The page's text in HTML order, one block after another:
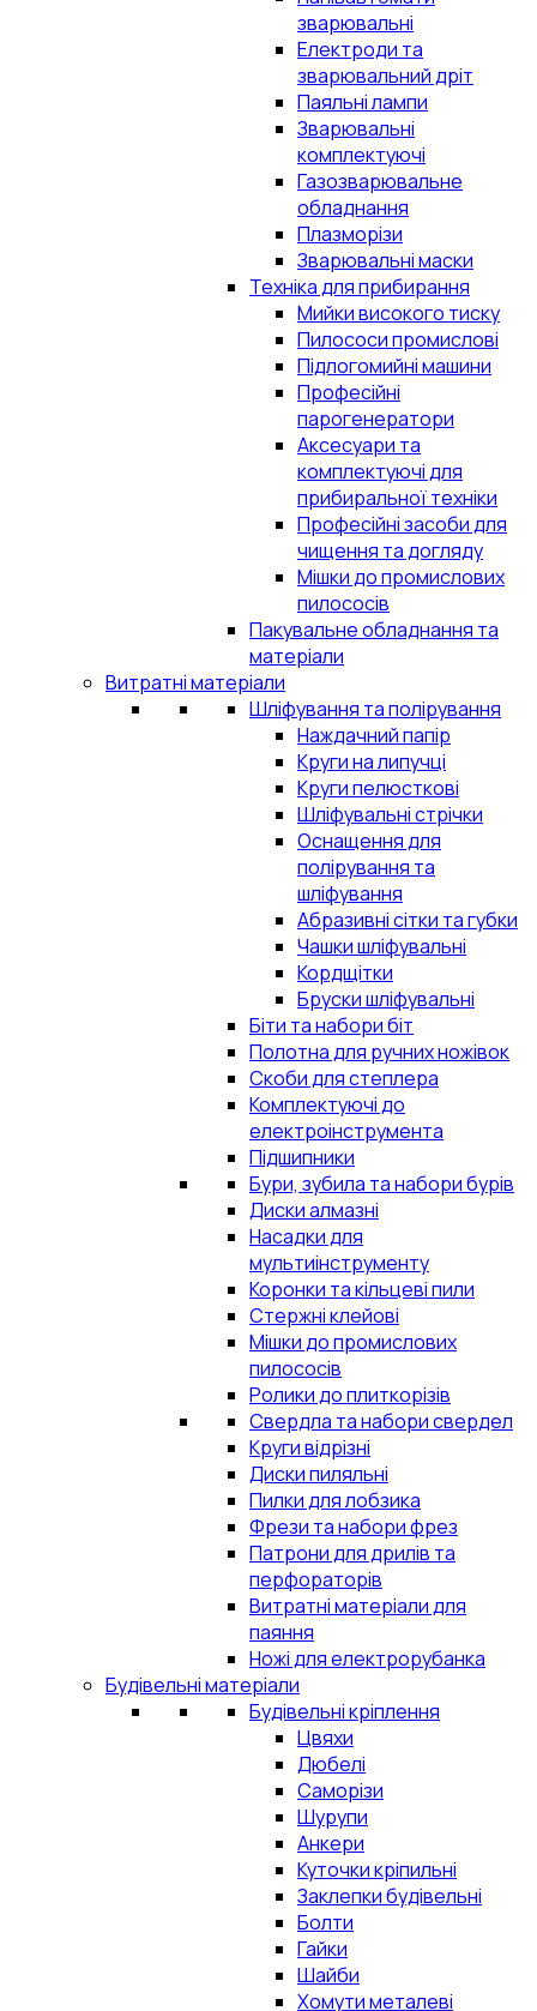
зварювальні
Електроди та
зварювальний дріт
Паяльні лампи
Зварювальні
комплектуючі
Газозварювальне
обладнання
Плазморізи
Зварювальні маски
Техніка для прибирання
Мийки високого тиску
Пилососи промислові
Підлогомийні машини
Професійні
парогенератори
Аксесуари та
комплектуючі для
прибиральної техніки
Професійні засоби для
чищення та догляду
Мішки до промислових
пилососів
Пакувальне обладнання та
матеріали
Витратні матеріали
Шліфування та полірування
Наждачний папір
Круги на липучці
Круги пелюсткові
Шліфувальні стрічки
Оснащення для
полірування та
шліфування
Абразивні сітки та губки
Чашки шліфувальні
Кордщітки
Бруски шліфувальні
Біти та набори біт
Полотна для ручних ножівок
Скоби для степлера
Комплектуючі до
електроінструмента
Підшипники
Бури, зубила та набори бурів
Диски алмазні
Насадки для
мультиінструменту
Коронки та кільцеві пили
Стержні клейові
Мішки до промислових
пилососів
Ролики до плиткорізів
Свердла та набори свердел
Круги відрізні
Диски пиляльні
Пилки для лобзика
Фрези та набори фрез
Патрони для дрилів та
перфораторів
Витратні матеріали для
паяння
Ножі для електрорубанка
Будівельні матеріали
Будівельні кріплення
Цвяхи
Дюбелі
Саморізи
Шурупи
Анкери
Куточки кріпильні
Заклепки будівельні
Болти
Гайки
Шайби
Хомути металеві